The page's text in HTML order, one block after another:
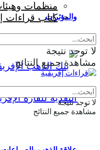
والمؤثرات
منظمات
كتاب قراءات
لا توجد نتيجة
مشاهدة جميع النتائج
لا توجد نتيجة
مشاهدة جميع النتائج